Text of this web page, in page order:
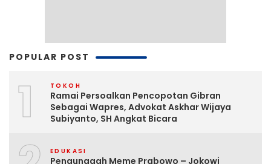
POPULAR POST
1 TOKOH
Ramai Persoalkan Pencopotan Gibran
Sebagai Wapres, Advokat Askhar Wijaya
Subiyanto, SH Angkat Bicara
EDUKASI
Pengunggah Meme Prabowo – Jokowi